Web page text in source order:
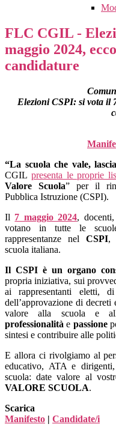
FLC CGIL -
maggio 2024,
candidature
Elezioni CSPI: si vota il
“La scuola che vale,
CGIL presenta le proprie
Valore Scuola” per il
Pubblica Istruzione (CSPI).
Il 7 maggio 2024,
votano in tutte le
rappresentanze nelCSPI,
scuola italiana.
Il CSPI è un organo
propria iniziativa, sui
ai rappresentanti eletti,
dell’approvazione di
valore alla scuola e
professionalitàe passione
sintesi e contribuire alle
E allora ci rivolgiamo al
educativo, ATA e
scuola: date valore al
VALORE SCUOLA.
Scarica
Manifesto | Candidate/i